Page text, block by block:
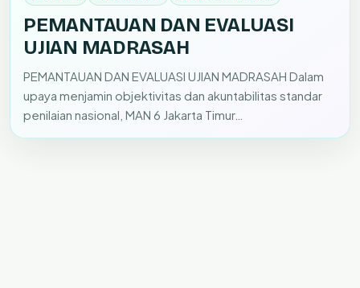
PEMANTAUAN DAN EVALUASI
UJIAN MADRASAH
PEMANTAUAN DAN EVALUASI UJIAN MADRASAH Dalam
upaya menjamin objektivitas dan akuntabilitas standar
penilaian nasional, MAN 6 Jakarta Timur…